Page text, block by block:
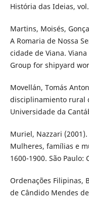
História das Ideias,
Martins, Moisés,
A Romaria de Nossa
cidade de Viana.
Group for shipyard
Movellán, Tomás
disciplinamiento rural
Universidade da
Muriel, Nazzari
Mulheres, famílias e
1600-1900. São Paulo:
Ordenações Filipinas,
de Cândido Mendes